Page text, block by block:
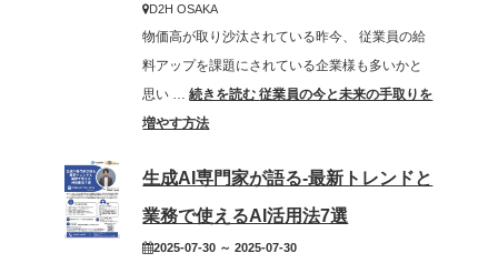
D2H OSAKA
物価高が取り沙汰されている昨今、 従業員の給
料アップを課題にされている企業様も多いかと
思い …続きを読む従業員の今と未来の手取りを
増やす方法
生成AI専門家が語る-最新トレンドと
業務で使えるAI活用法7選
2025-07-30 ～ 2025-07-30